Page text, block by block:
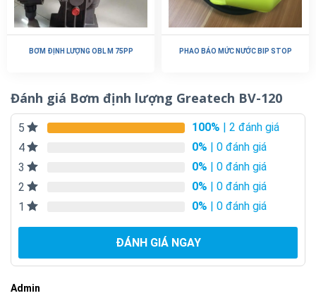
BƠM ĐỊNH LƯỢNG OBL M 75PP PHAO BÁO MỨC NƯỚC BIP STOP
Đánh giá Bơm định lượng Greatech BV-120
5 100% | 2 đánh giá
4
0% | 0 đánh giá
3
0% | 0 đánh giá
2
0% | 0 đánh giá
1
0% | 0 đánh giá
ĐÁNH GIÁ NGAY
Admin